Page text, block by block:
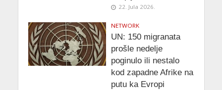
22. Jula 2026.
NETWORK
UN: 150 migranata
prošle nedelje
poginulo ili nestalo
kod zapadne Afrike na
putu ka Evropi